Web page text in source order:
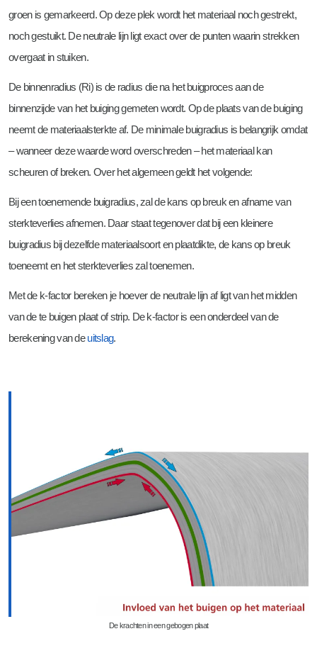
groen is gemarkeerd. Op deze plek wordt het materiaal noch gestrekt,
noch gestuikt. De neutrale lijn ligt exact over de punten waarin strekken
overgaat in stuiken.
De binnenradius (Ri) is de radius die na het buigproces aan de
binnenzijde van het buiging gemeten wordt. Op de plaats van de buiging
neemt de materiaalsterkte af. De minimale buigradius is belangrijk omdat
– wanneer deze waarde word overschreden – het materiaal kan
scheuren of breken. Over het algemeen geldt het volgende:
Bij een toenemende buigradius, zal de kans op breuk en afname van
sterkteverlies afnemen. Daar staat tegenover dat bij een kleinere
buigradius bij dezelfde materiaalsoort en plaatdikte, de kans op breuk
toeneemt en het sterkteverlies zal toenemen.
Met de k-factor bereken je hoever de neutrale lijn af ligt van het midden
van de te buigen plaat of strip. De k-factor is een onderdeel van de
berekening van deuitslag.
De krachten in een gebogen plaat